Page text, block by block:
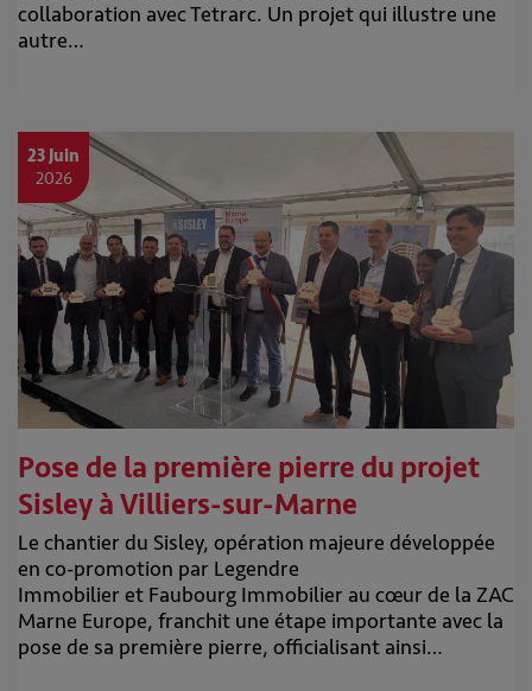
collaboration avec Tetrarc. Un projet qui illustre une
autre…
23 Juin
2026
Pose de la première pierre du projet
Sisley à Villiers-sur-Marne
Le chantier du Sisley, opération majeure développée
en co-promotion par Legendre
Immobilier et Faubourg Immobilier au cœur de la ZAC
Marne Europe, franchit une étape importante avec la
pose de sa première pierre, officialisant ainsi…